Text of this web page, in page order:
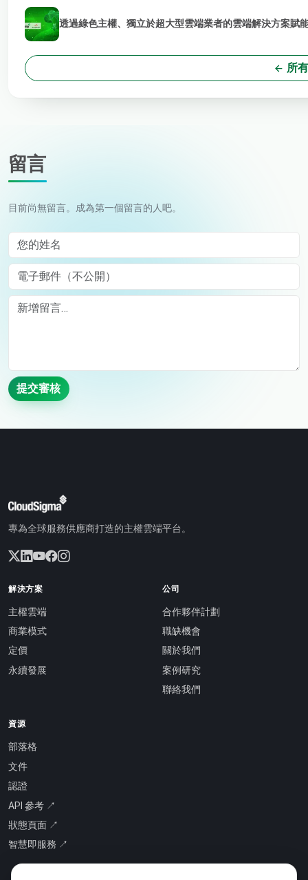
透過綠色主權、獨立於超大型雲端業者的雲端解決方案賦
所
留言
目前尚無留言。成為第一個留言的人吧。
您的姓名
電子郵件（不公開）
Comment
提交審核
專為全球服務供應商打造的主權雲端平台。
解決方案
主權雲端
商業模式
定價
永續發展
公司
合作夥伴計劃
職缺機會
關於我們
案例研究
聯絡我們
資源
部落格
文件
認證
API 參考 ↗
狀態頁面 ↗
智慧即服務 ↗